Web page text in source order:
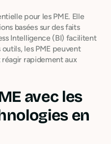
pour les PME. Elle
basées sur des faits
Intelligence (BI) facilitent
les PME peuvent
rapidement aux
avec les
en